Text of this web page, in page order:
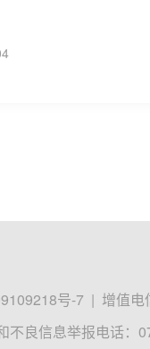
号-7 | 增值电
不良信息举报电话：